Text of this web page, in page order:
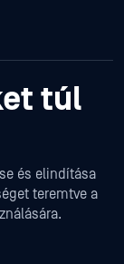
túl
és elindítása
teremtve a